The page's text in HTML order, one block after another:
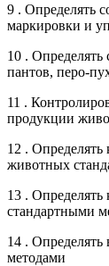
9 . Определять
маркировки и
10 . Определять
пантов, перо-
11 .
продукции
12 . Определять
животных
13 . Определять
стандартными
14 .
методами